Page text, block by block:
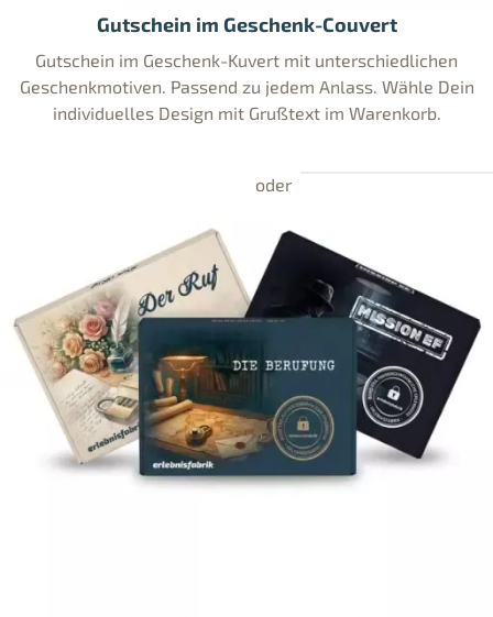
Gutschein im Geschenk-Couvert
Gutschein im Geschenk-Kuvert mit unterschiedlichen
Geschenkmotiven. Passend zu jedem Anlass. Wähle Dein
individuelles Design mit Grußtext im Warenkorb.